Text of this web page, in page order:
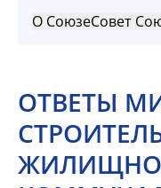
О СоюзеСовет
ОТВЕТЫ